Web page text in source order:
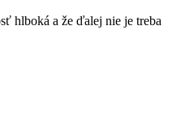
hlboká a že ďalej nie je treba